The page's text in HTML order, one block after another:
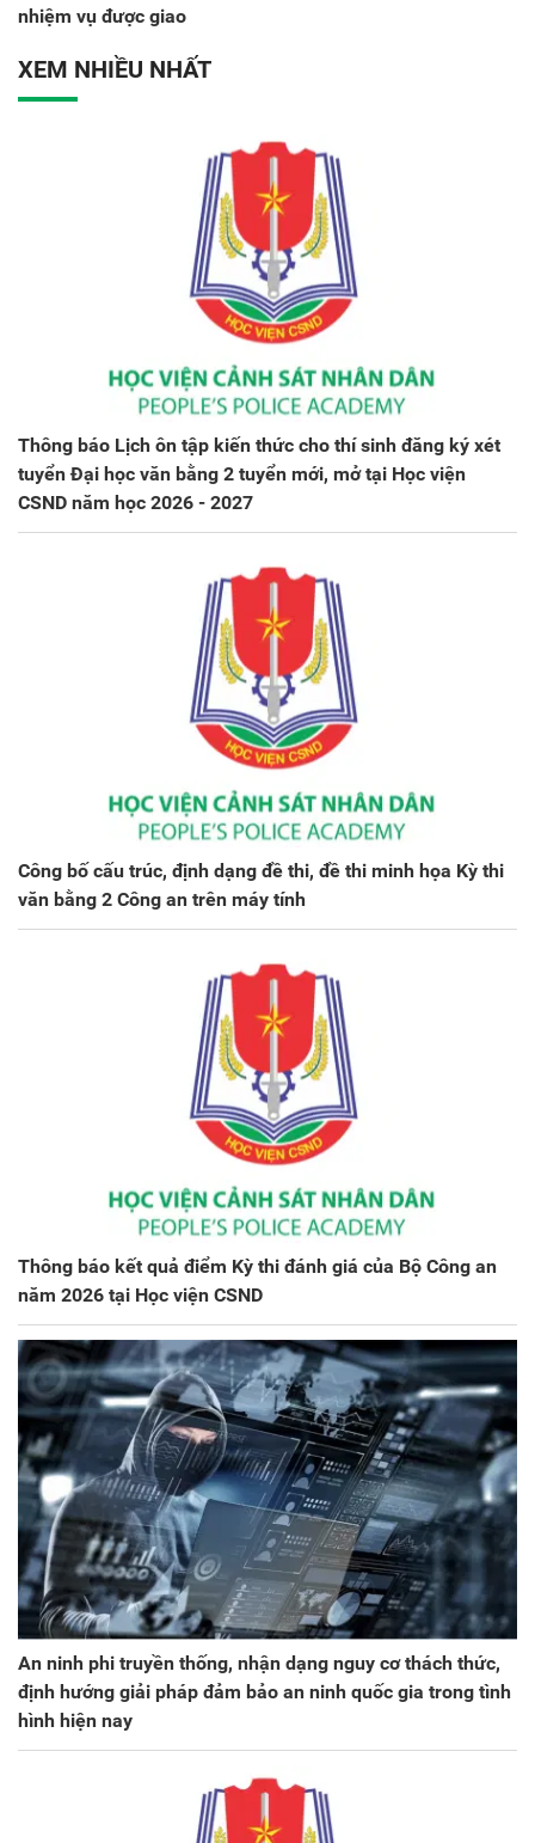
nhiệm vụ được giao
XEM NHIỀU NHẤT
Thông báo Lịch ôn tập kiến thức cho thí sinh đăng ký xét
tuyển Đại học văn bằng 2 tuyển mới, mở tại Học viện
CSND năm học 2026 - 2027
Công bố cấu trúc, định dạng đề thi, đề thi minh họa Kỳ thi
văn bằng 2 Công an trên máy tính
Thông báo kết quả điểm Kỳ thi đánh giá của Bộ Công an
năm 2026 tại Học viện CSND
An ninh phi truyền thống, nhận dạng nguy cơ thách thức,
định hướng giải pháp đảm bảo an ninh quốc gia trong tình
hình hiện nay